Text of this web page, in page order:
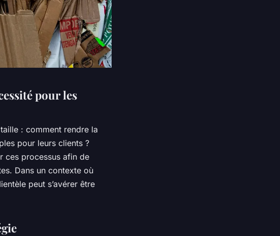
pour les
: comment rendre la
pour leurs clients ?
ces processus afin de
Dans un contexte où
peut s’avérer être